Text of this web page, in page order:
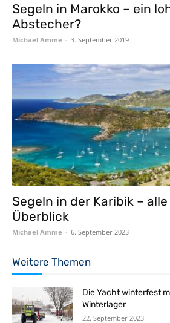
Segeln in Marokko – ein
Abstecher?
Michael Amme - 3. September 2019
Segeln in der Karibik –
Überblick
Michael Amme - 6. September 2023
Weitere Themen
Die Yacht winterfest
Winterlager
22. September 2023